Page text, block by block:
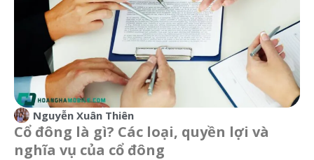
Nguyễn Xuân Thiên
Cổ đông là gì? Các loại, quyền lợi và
nghĩa vụ của cổ đông